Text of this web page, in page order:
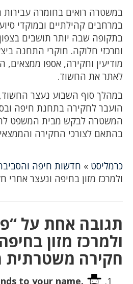
במשטרה רואים בחומרה עבירות
במרחבים קהילתיים ובמוקדי
בתקופה שבה יותר תושבים
ומרכזי חלוקה. חוקרי התחנה
מודיעין וחקירה, אספו ממצאים,
לאתר את החשוד.
הועבר לחקירה בתחנת חיפה
המשטרה לבקש מבית המשפט
בהתאם לצורכי החקירה
כרמליסט » חדשות חיפה
ולמרכז מזון בחיפה ונעצר
תגובה אחת על
ולמרכז מזון
חקירה משטרתית
to your name.